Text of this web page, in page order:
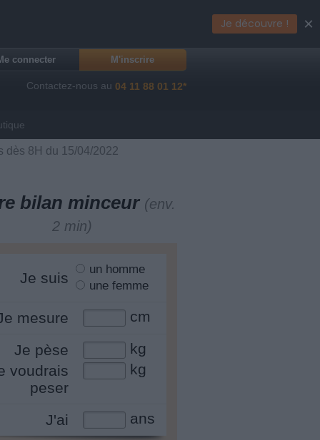
connecter M'inscrire
Contactez-nous au 04 11 88 01 12*
dès 8H du 15/04/2022
bilan minceur (env.
2 min)
Je suis
un homme
une femme
mesure cm
Je pèse
kg
voudrais
peser
kg
J'ai ans
Je découvre ! ×